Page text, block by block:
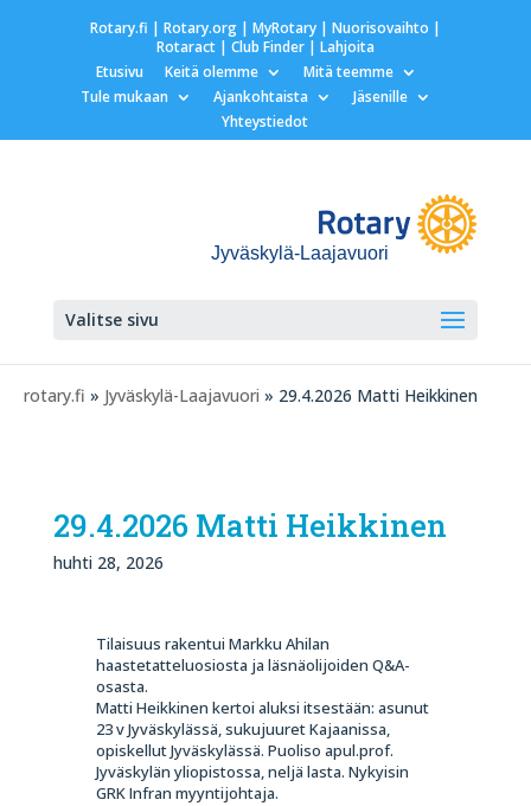
Rotary.fi | Rotary.org| MyRotary | Nuorisovaihto |
Rotaract| Club Finder| Lahjoita
Etusivu
Keitä olemme
Mitä teemme
Tule mukaan
Ajankohtaista
Jäsenille
Yhteystiedot
Jyväskylä-Laajavuori
Valitse sivu
rotary.fi » Jyväskylä-Laajavuori » 29.4.2026 Matti Heikkinen
29.4.2026 Matti Heikkinen
huhti 28, 2026
Tilaisuus rakentui Markku Ahilan
haastetatteluosiosta ja läsnäolijoiden Q&A-
osasta.
Matti Heikkinen kertoi aluksi itsestään: asunut
23 v Jyväskylässä, sukujuuret Kajaanissa,
opiskellut Jyväskylässä. Puoliso apul.prof.
Jyväskylän yliopistossa, neljä lasta. Nykyisin
GRK Infran myyntijohtaja.